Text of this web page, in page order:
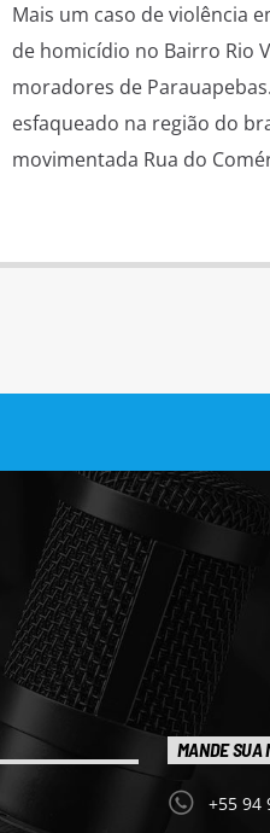
Mais um caso de violência
de homicídio no Bairro Rio
moradores de
esfaqueado na região do
movimentada Rua do
MANDE SUA
+55 94